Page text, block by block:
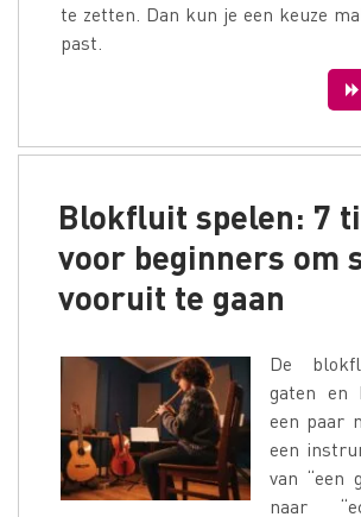
te zetten. Dan kun je een keuze
past.
Blokfluit spelen: 7
voor beginners om
vooruit te gaan
De
gaten en
een paar
een
van “een
naar